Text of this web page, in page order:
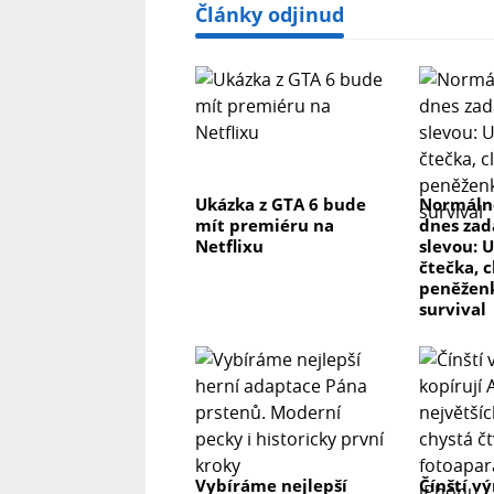
Články odjinud
Ukázka z GTA 6 bude
mít premiéru na
Netflixu
dnes
slevou:
čtečka,
survival
Vybíráme nejlepší Čínští